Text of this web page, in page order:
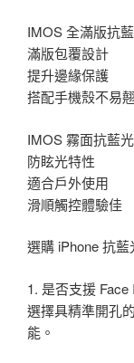
IMOS 全滿版抗
滿版包覆設計
提升邊緣保護
搭配手機殼不易
IMOS 霧面抗藍
防眩光特性
適合戶外使用
滑順觸控體驗佳
選購 iPhone 抗
1. 是否支援
選擇具精準開孔
能。